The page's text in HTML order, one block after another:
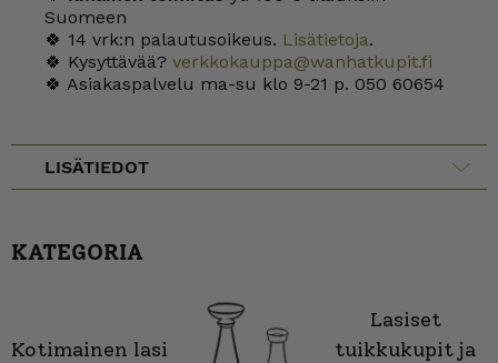
Suomeen
🍀 14 vrk:n palautusoikeus. Lisätietoja.
🍀 Kysyttävää? verkkokauppa@wanhatkupit.fi
🍀 Asiakaspalvelu ma-su klo 9-21 p. 050 60654
LISÄTIEDOT
KATEGORIA
Kotimainen lasi
Lasiset
tuikkukupit ja